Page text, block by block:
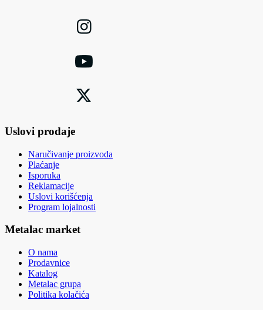
Uslovi prodaje
Naručivanje proizvoda
Plaćanje
Isporuka
Reklamacije
Uslovi korišćenja
Program lojalnosti
Metalac market
O nama
Prodavnice
Katalog
Metalac grupa
Politika kolačića